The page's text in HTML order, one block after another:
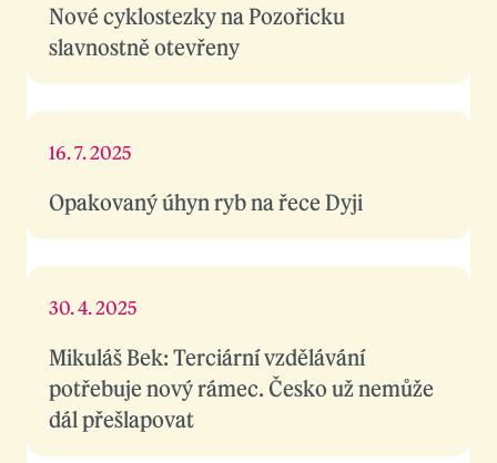
Nové cyklostezky na Pozořicku
slavnostně otevřeny
Opakovaný úhyn ryb na řece Dyji
16. 7. 2025
Mikuláš Bek: Terciární vzdělávání
potřebuje nový rámec. Česko už nemůže
dál přešlapovat
30. 4. 2025